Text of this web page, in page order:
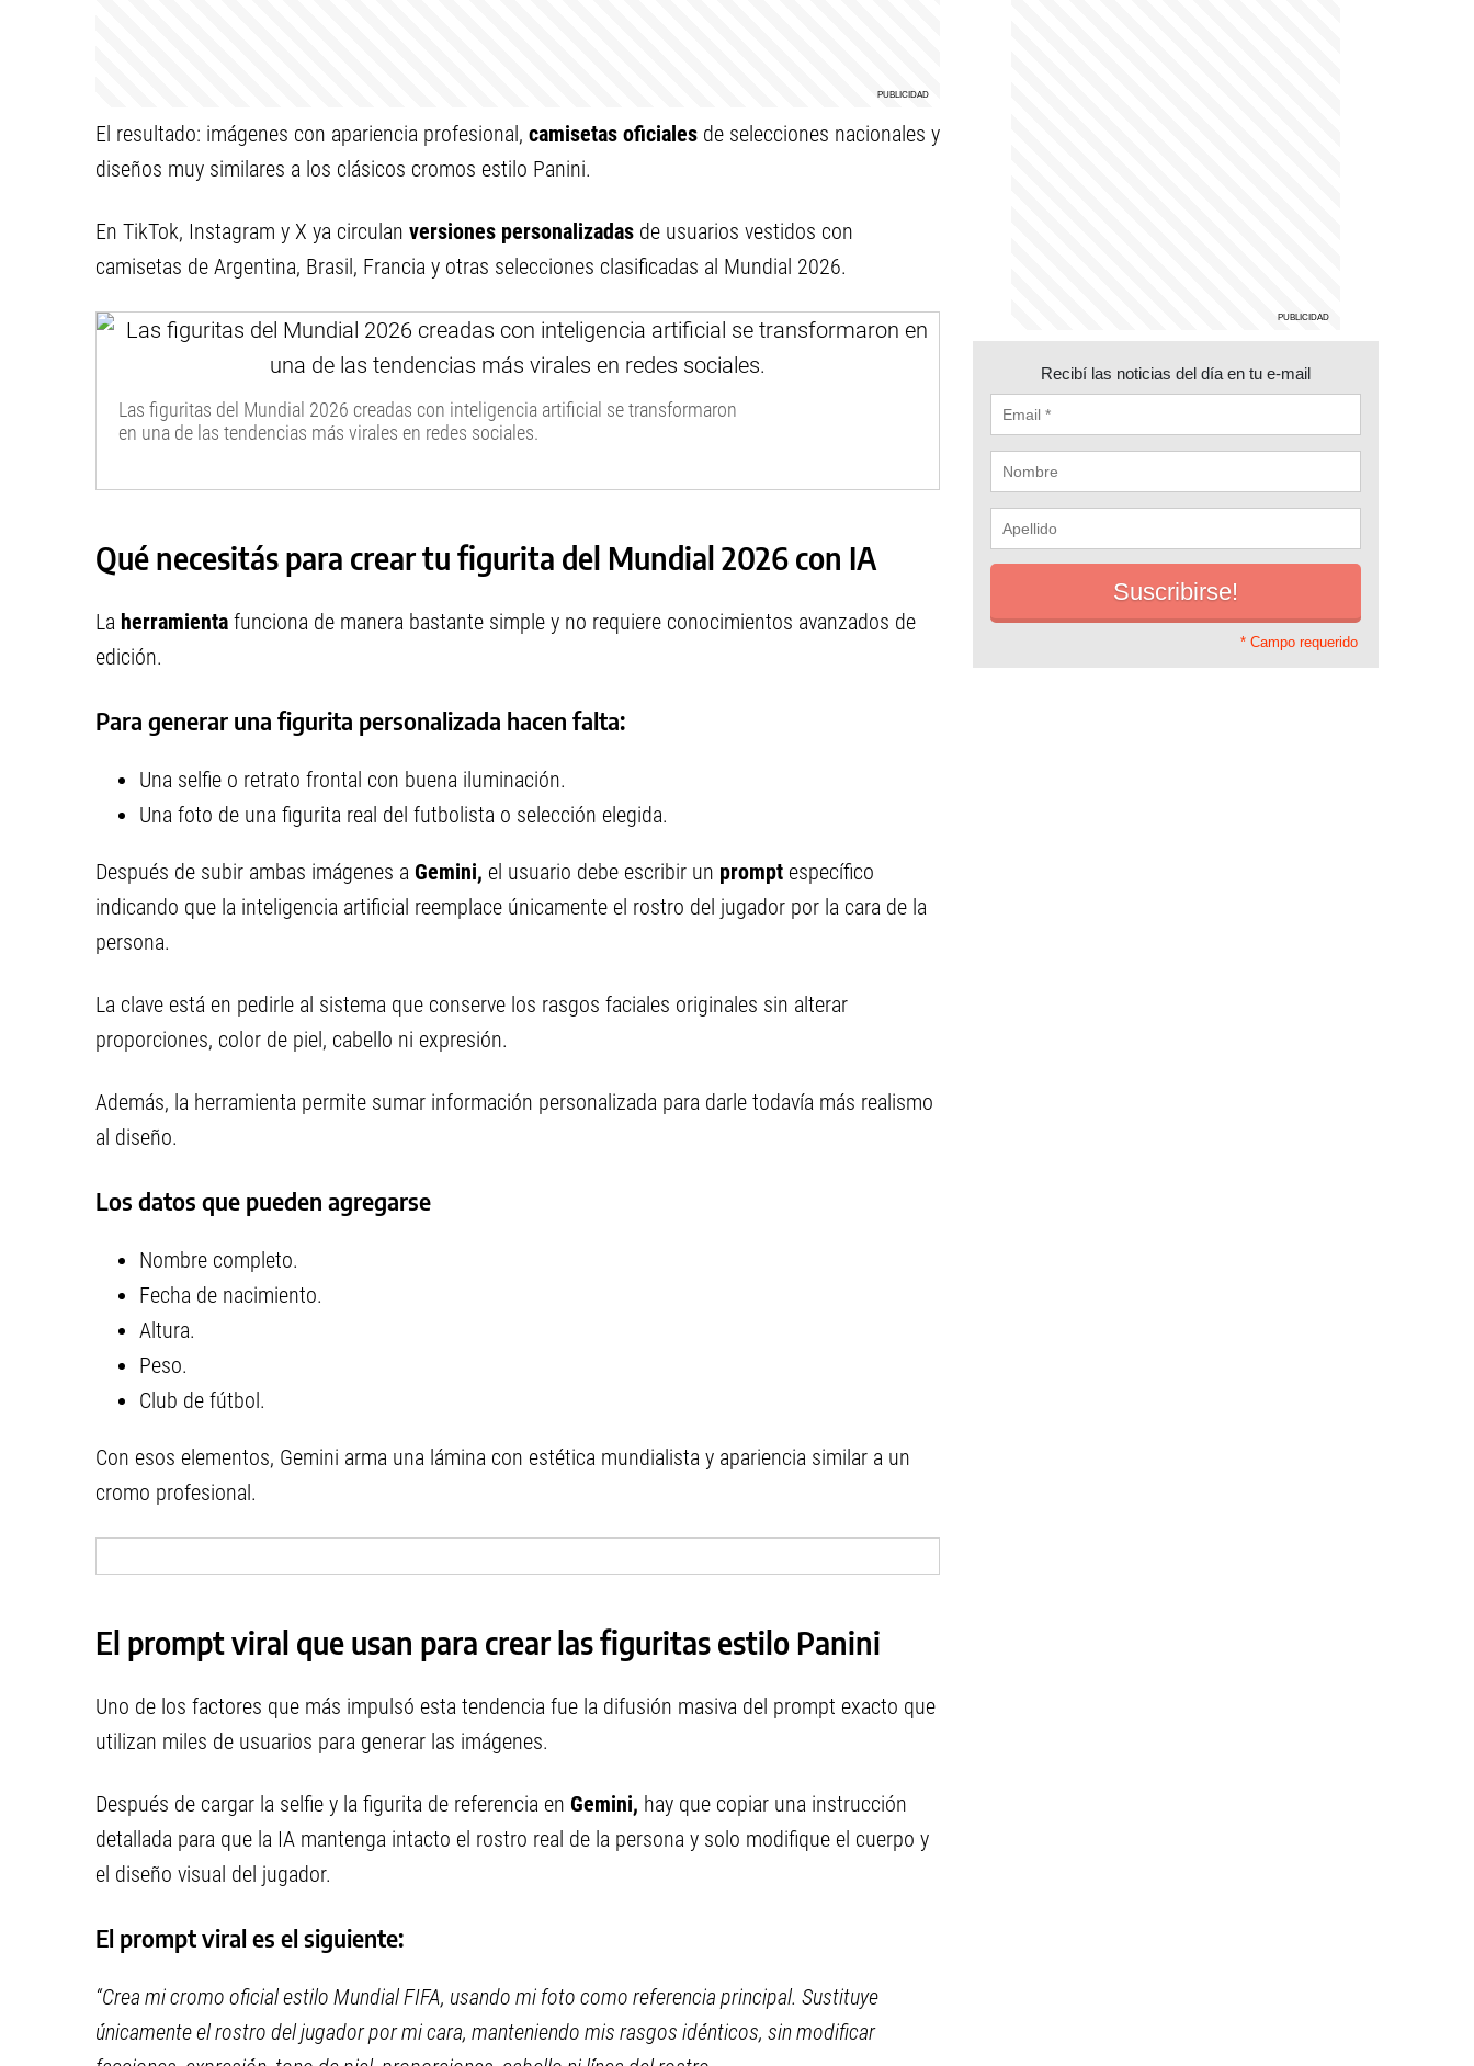
El resultado: imágenes con apariencia profesional, camisetas oficiales de selecciones nacionales y
diseños muy similares a los clásicos cromos estilo Panini.
En TikTok, Instagram y X ya circulan versiones personalizadas de usuarios vestidos con
camisetas de Argentina, Brasil, Francia y otras selecciones clasificadas al Mundial 2026.
Las figuritas del Mundial 2026 creadas con inteligencia artificial se transformaron
en una de las tendencias más virales en redes sociales.
Qué necesitás para crear tu figurita del Mundial 2026 con IA
La herramienta funciona de manera bastante simple y no requiere conocimientos avanzados de
edición.
Para generar una figurita personalizada hacen falta:
Una selfie o retrato frontal con buena iluminación.
Una foto de una figurita real del futbolista o selección elegida.
Después de subir ambas imágenes a Gemini, el usuario debe escribir un prompt específico
indicando que la inteligencia artificial reemplace únicamente el rostro del jugador por la cara de la
persona.
La clave está en pedirle al sistema que conserve los rasgos faciales originales sin alterar
proporciones, color de piel, cabello ni expresión.
Además, la herramienta permite sumar información personalizada para darle todavía más realismo
al diseño.
Los datos que pueden agregarse
Nombre completo.
Fecha de nacimiento.
Altura.
Peso.
Club de fútbol.
Con esos elementos, Gemini arma una lámina con estética mundialista y apariencia similar a un
cromo profesional.
El prompt viral que usan para crear las figuritas estilo Panini
Uno de los factores que más impulsó esta tendencia fue la difusión masiva del prompt exacto que
utilizan miles de usuarios para generar las imágenes.
Después de cargar la selfie y la figurita de referencia en Gemini, hay que copiar una instrucción
detallada para que la IA mantenga intacto el rostro real de la persona y solo modifique el cuerpo y
el diseño visual del jugador.
El prompt viral es el siguiente:
“Crea mi cromo oficial estilo Mundial FIFA, usando mi foto como referencia principal. Sustituye
únicamente el rostro del jugador por mi cara, manteniendo mis rasgos idénticos, sin modificar
Recibí las noticias del día en tu e-mail
* Campo requerido